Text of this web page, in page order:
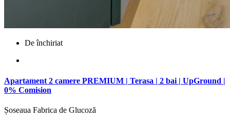
De închiriat
Apartament 2 camere PREMIUM | Terasa | 2 bai | UpGround |
0% Comision
Șoseaua Fabrica de Glucoză